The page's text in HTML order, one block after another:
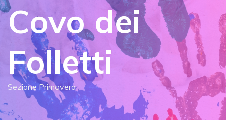
Covo dei
Folletti
Sezione Primavera